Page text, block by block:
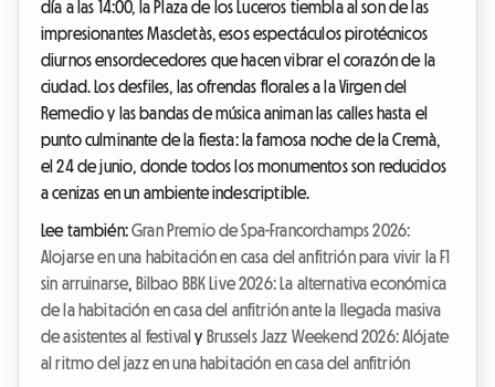
día a las 14:00, la Plaza de los Luceros tiembla al son de las
impresionantes Mascletàs, esos espectáculos pirotécnicos
diurnos ensordecedores que hacen vibrar el corazón de la
ciudad. Los desfiles, las ofrendas florales a la Virgen del
Remedio y las bandas de música animan las calles hasta el
punto culminante de la fiesta: la famosa noche de la Cremà,
el 24 de junio, donde todos los monumentos son reducidos
a cenizas en un ambiente indescriptible.
Lee también:Gran Premio de Spa-Francorchamps 2026:
Alojarse en una habitación en casa del anfitrión para vivir la F1
sin arruinarse, Bilbao BBK Live 2026: La alternativa económica
de la habitación en casa del anfitrión ante la llegada masiva
de asistentes al festival y Brussels Jazz Weekend 2026: Alójate
al ritmo del jazz en una habitación en casa del anfitrión